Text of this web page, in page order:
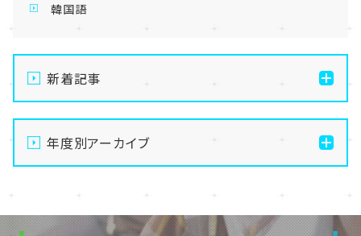
韓国語
新着記事
【仙台】夏季休業のお知らせ
【仙台】いよいよスタート！前期エリアスクーリングが始
まりました🌻
達政宗からの挑戦状」に挑戦しました⚔️✨～
年度別アーカイブ
2025